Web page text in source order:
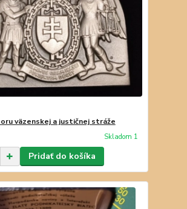
väzenskej a justičnej stráže
Skladom 1
Pridať do košíka